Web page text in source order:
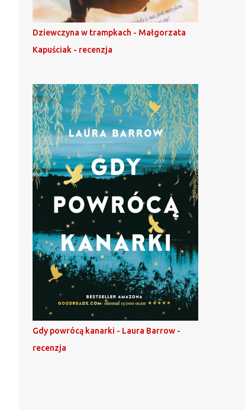
Dziewczyna w trampkach - Małgorzata
Kapuściak - recenzja
Gdy powrócą kanarki - Laura Barrow -
recenzja